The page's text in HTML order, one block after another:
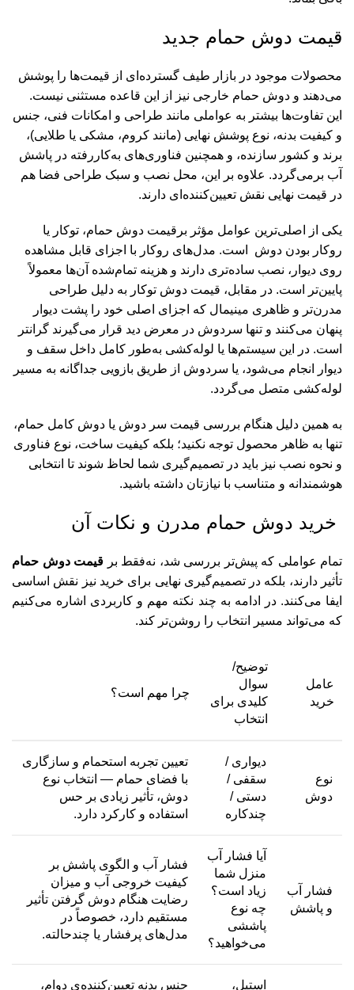
قیمت دوش حمام جدید
محصولات موجود در بازار طیف گسترده‌ای از قیمت‌ها را پوشش
می‌دهند و دوش حمام خارجی نیز از این قاعده مستثنی نیست.
این تفاوت‌ها بیشتر به عواملی مانند طراحی و امکانات فنی، جنس
و کیفیت بدنه، نوع پوشش نهایی (مانند کروم، مشکی یا طلایی)،
برند و کشور سازنده، و همچنین فناوری‌های به‌کاررفته در پاشش
آب برمی‌گردد. علاوه بر این، محل نصب و سبک طراحی فضا هم
در قیمت نهایی نقش تعیین‌کننده‌ای دارند.
یکی از اصلی‌ترین عوامل مؤثر برقیمت دوش حمام، توکار یا
روکار بودن دوش است. مدل‌های روکار با اجزای قابل مشاهده
روی دیوار، نصب ساده‌تری دارند و هزینه تمام‌شده آن‌ها معمولاً
پایین‌تر است. در مقابل، قیمت دوش توکار به دلیل طراحی
مدرن‌تر و ظاهری مینیمال که اجزای اصلی خود را پشت دیوار
پنهان می‌کنند و تنها سردوش در معرض دید قرار می‌گیرند گرانتر
است. در این سیستم‌ها یا لوله‌کشی به‌طور کامل داخل سقف و
دیوار انجام می‌شود، یا سردوش از طریق بازویی جداگانه به مسیر
لوله‌کشی متصل می‌گردد.
به همین دلیل هنگام بررسی قیمت سر دوش یا دوش کامل حمام،
تنها به ظاهر محصول توجه نکنید؛ بلکه کیفیت ساخت، نوع فناوری
و نحوه نصب نیز باید در تصمیم‌گیری شما لحاظ شوند تا انتخابی
هوشمندانه و متناسب با نیازتان داشته باشید.
خرید دوش حمام مدرن و نکات آن
تمام عواملی که پیش‌تر بررسی شد، نه‌فقط بر قیمت دوش حمام
تأثیر دارند، بلکه در تصمیم‌گیری نهایی برای خرید نیز نقش اساسی
ایفا می‌کنند. در ادامه به چند نکته مهم و کاربردی اشاره می‌کنیم
که می‌تواند مسیر انتخاب را روشن‌تر کند.
عامل
خرید
توضیح/
سوال
کلیدی برای
انتخاب
چرا مهم است؟
نوع
دوش
دیواری /
سقفی /
دستی /
چندکاره
تعیین تجربه استحمام و سازگاری
با فضای حمام — انتخاب نوع
دوش، تأثیر زیادی بر حس
استفاده و کارکرد دارد.
فشار آب
و پاشش
آیا فشار آب
منزل شما
زیاد است؟
چه نوع
پاششی
می‌خواهید؟
فشار آب و الگوی پاشش بر
کیفیت خروجی آب و میزان
رضایت هنگام دوش گرفتن تأثیر
مستقیم دارد، خصوصاً در
مدل‌های پرفشار یا چندحالته.
استیل، جنس بدنه تعیین‌کننده‌ی دوام،